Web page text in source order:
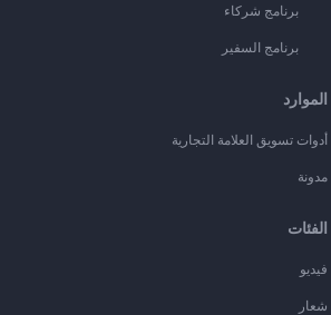
برنامج شركاء
برنامج السفير
الموارد
أدوات تسويق العلامة التجارية
مدونة
الفئات
فيديو
شعار